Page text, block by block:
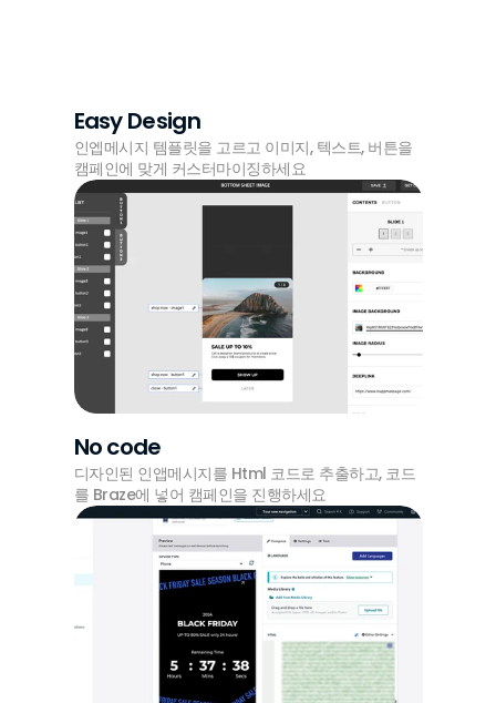
Easy Design
인엡메시지 템플릿을 고르고 이미지, 텍스트, 버튼을
캠페인에 맞게 커스터마이징하세요
No code
디자인된 인앱메시지를 Html 코드로 추출하고, 코드
를 Braze에 넣어 캠페인을 진행하세요